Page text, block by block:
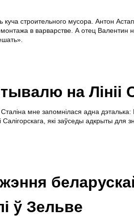
строительного мусора. Антон
в варварстве. А отец Валентин
на Лініі
мне запомнілася адна
які заўседы адкрыты для
ў Зельве